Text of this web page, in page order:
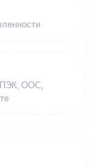
ПЭК, ООС,